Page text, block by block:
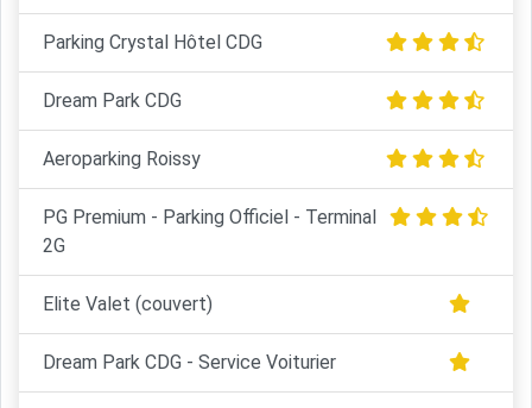
Parking Crystal Hôtel CDG
Dream Park CDG
Aeroparking Roissy
PG Premium - Parking Officiel - Terminal
2G
Elite Valet (couvert)
Dream Park CDG - Service Voiturier